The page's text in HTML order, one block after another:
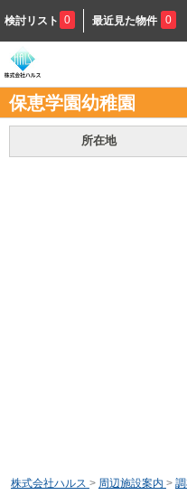
検討リスト 0 最近見た物件 0
保恵学園幼稚園
所在地
株式会社ハルス > 周辺施設案内 >